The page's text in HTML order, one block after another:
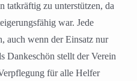
tatkräftig zu unterstützen, da
war. Jede
auch wenn der Einsatz nur
Dankeschön stellt der Verein
für alle Helfer